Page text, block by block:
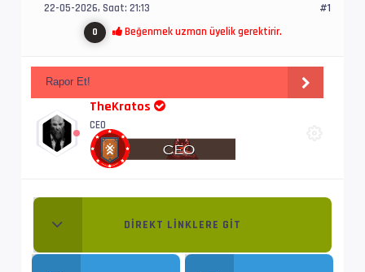
22-05-2026, Saat: 21:13
0 Beğenmek uzman üyelik gerektirir.
#1
Rapor Et!
TheKratos
CEO
DIREKT LINKLERE GIT